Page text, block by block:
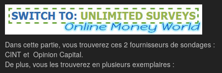
Dans cette partie, vous trouverez ces 2 fournisseurs de sondages :
CINT et Opinion Capital.
De plus, vous les trouverez en plusieurs exemplaires :